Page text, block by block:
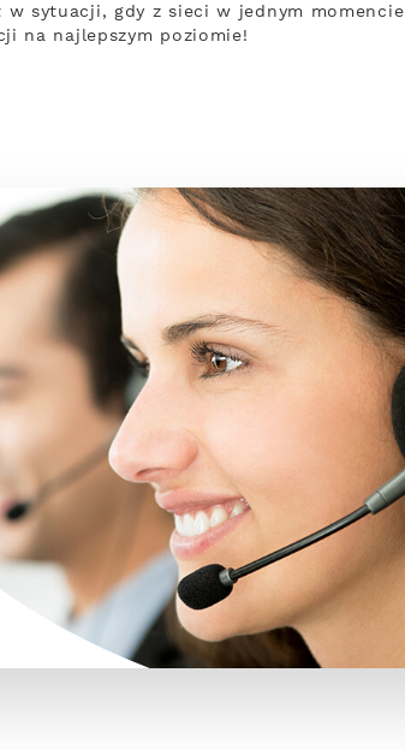
sytuacji, gdy z sieci w jednym momencie
na najlepszym poziomie!